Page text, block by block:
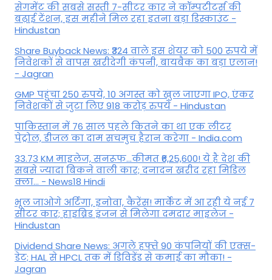
सेगमेंट की सबसे सस्ती 7-सीटर कार ने कॉम्पटीटर्स की
बढ़ाई टेंशन, इस महीने मिल रहा इतना बड़ा डिस्काउंट -
Hindustan
Share Buyback News: ₹324 वाले इस शेयर को 500 रुपये में
निवेशकों से वापस खरीदेगी कंपनी, बायबैक का बड़ा एलान!
- Jagran
GMP पहुंचा 250 रुपये, 10 अगस्त को खुल जाएगा IPO, एंकर
निवेशकों से जुटा लिए 918 करोड़ रुपये - Hindustan
पाकिस्तान में 76 साल पहले कितने का था एक लीटर
पेट्रोल, डीजल का दाम सचमुच हैरान करेगा - India.com
33.73 KM माइलेज, सनरूफ...कीमत ₹6,25,600! ये है देश की
सबसे ज्यादा बिकने वाली कार; दनादन खरीद रहा मिडिल
क्ला... - News18 Hindi
भूल जाओगे अर्टिगा, इनोवा, कैरेंस! मार्केट में आ रही ये नई 7
सीटर कार; हाइब्रिड इंजन से मिलेगा दमदार माइलेज -
Hindustan
Dividend Share News: अगले हफ्ते 90 कंपनियों की एक्स-
डेट; HAL से HPCL तक में डिविडेंड से कमाई का मौका! -
Jagran